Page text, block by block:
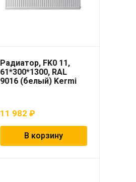
Радиатор, FK0 11,
61*300*1300, RAL
9016 (белый) Kermi
11 982₽
В корзину